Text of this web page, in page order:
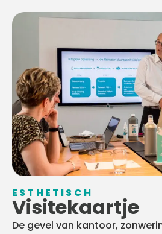
ESTHETISCH
Visitekaartje
De gevel van kantoor,